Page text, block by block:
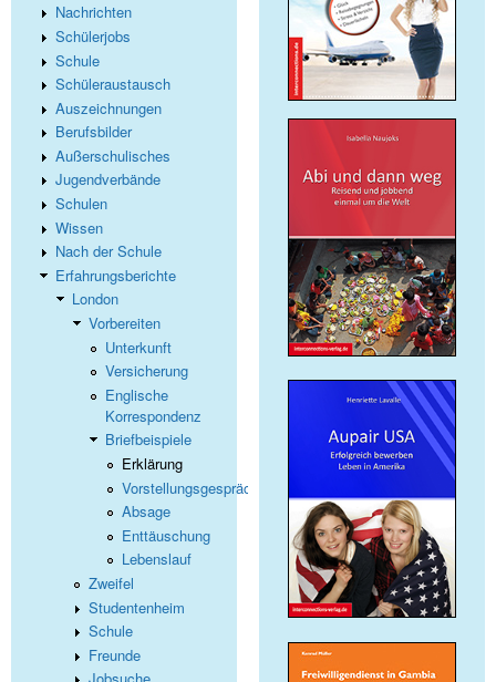
Nachrichten
Schülerjobs
Schule
Schüleraustausch
Auszeichnungen
Berufsbilder
Außerschulisches
Jugendverbände
Schulen
Wissen
Nach der Schule
Erfahrungsberichte
London
Vorbereiten
Unterkunft
Versicherung
Englische
Korrespondenz
Briefbeispiele
Erklärung
Vorstellungsgespräch
Absage
Enttäuschung
Lebenslauf
Zweifel
Studentenheim
Schule
Freunde